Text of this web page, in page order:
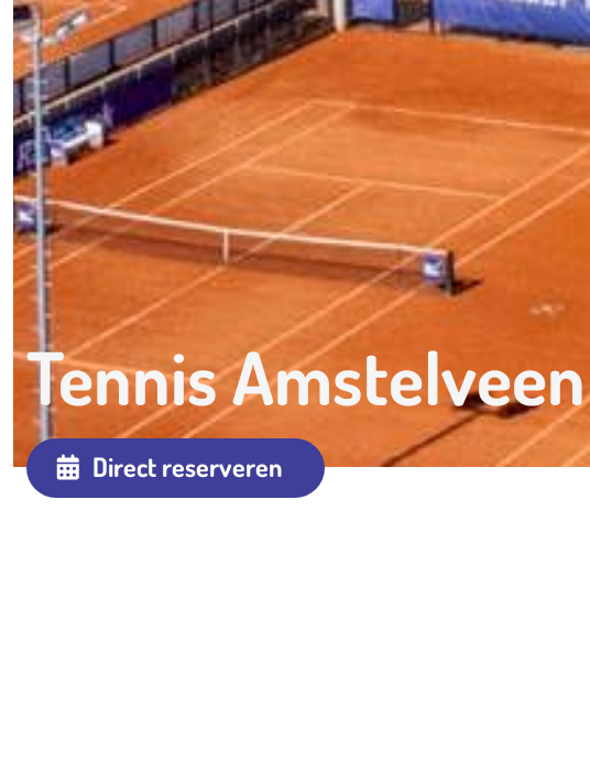
Tennis Amstelveen
Direct reserveren